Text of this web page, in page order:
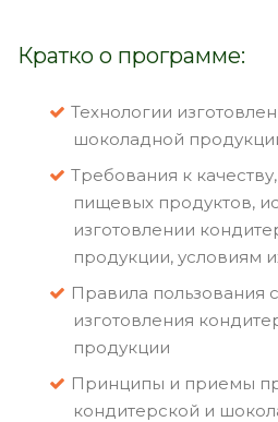
Кратко о программе:
Технологии
шоколадной
Требования к
пищевых продуктов,
изготовлении
продукции, условиям
Правила пользования
изготовления
продукции
Принципы и приемы
кондитерской и